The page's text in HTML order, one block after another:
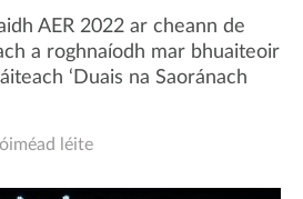
AER 2022 ar cheann de
a roghnaíodh mar bhuaiteoir
‘Duais na Saoránach
léite